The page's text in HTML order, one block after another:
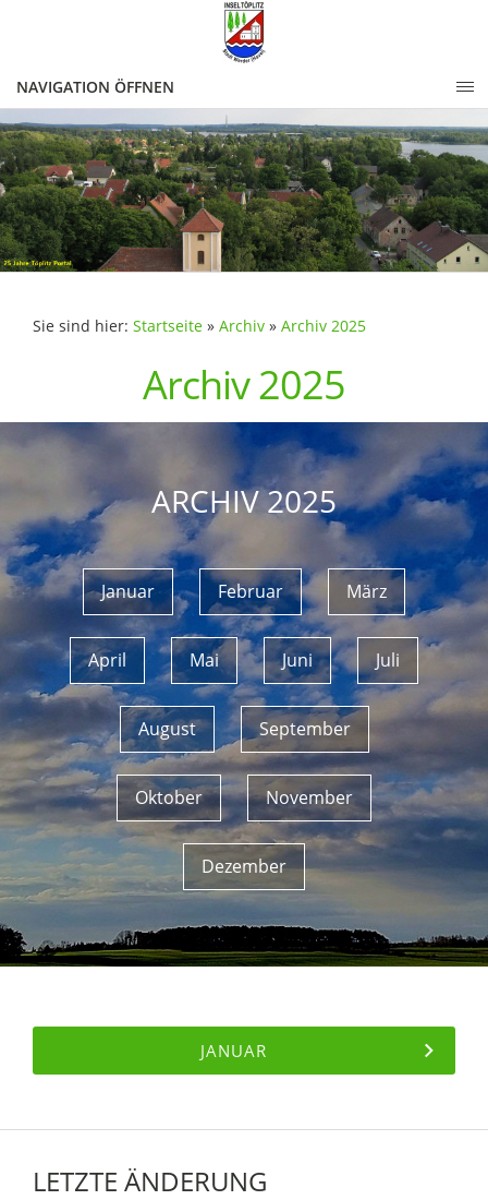
NAVIGATION ÖFFNEN
Sie sind hier: Startseite » Archiv » Archiv 2025
Archiv 2025
ARCHIV 2025
Januar Februar März
April Mai Juni Juli
August September
Oktober November
Dezember
JANUAR
LETZTE ÄNDERUNG